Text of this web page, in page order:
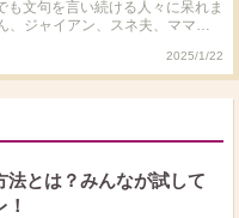
)役を降板することが決定。
②三石琴乃さん
太のママ(野比玉子)役の声優に
太のママ(野比玉子)役を演じて20
も文句を言い続ける人々に呆れま
変わって20年が経ちましたが、
、どうして声優交代から20年経
できないです。 そこまで
梨子さんのび太くんの声にこだ
間に計画的に役をバトンタッチ
、大山さんや小原さんなどの声
、それで声優さん側の意向を尊
、いつまでも「大山さんのドラ
太の声が良かった。」と主張し
2025/1/22
法とは？みんなが試して